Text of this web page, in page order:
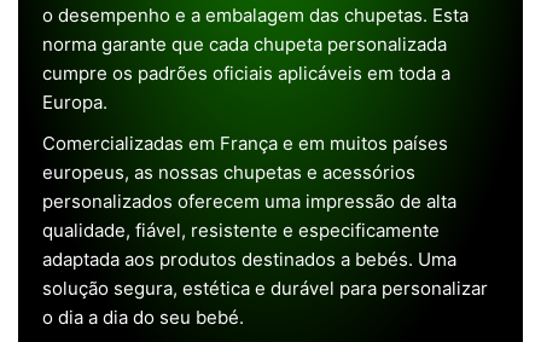
o desempenho e a embalagem das chupetas. Esta
norma garante que cada chupeta personalizada
cumpre os padrões oficiais aplicáveis em toda a
Europa.
Comercializadas em França e em muitos países
europeus, as nossas chupetas e acessórios
personalizados oferecem uma impressão de alta
qualidade, fiável, resistente e especificamente
adaptada aos produtos destinados a bebés. Uma
solução segura, estética e durável para personalizar
o dia a dia do seu bebé.